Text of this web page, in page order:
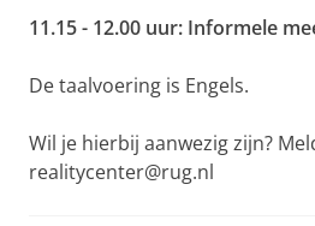
11.15 - 12.00 uur: Informele
De taalvoering is Engels.
Wil je hierbij aanwezig zijn?
realitycenter@rug.nl